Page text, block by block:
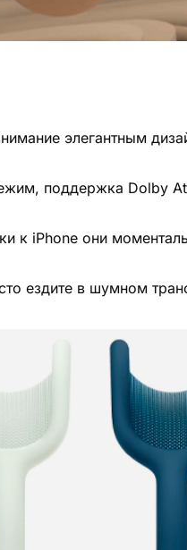
элегантным
поддержка Dolby
к iPhone они
ездите в шумном